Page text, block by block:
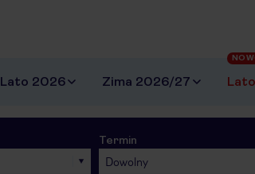
Lato 2026 Zima 2026/27
Termin
Dowolny